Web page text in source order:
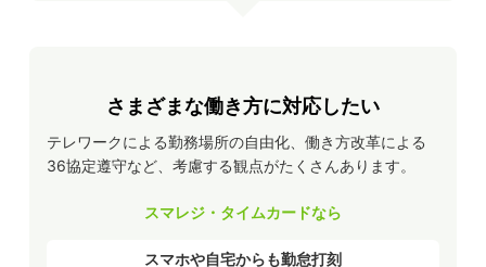
さまざまな働き方に対応したい
テレワークによる勤務場所の自由化、働き方改革による
36協定遵守など、考慮する観点がたくさんあります。
スマレジ・タイムカードなら
スマホや自宅からも勤怠打刻